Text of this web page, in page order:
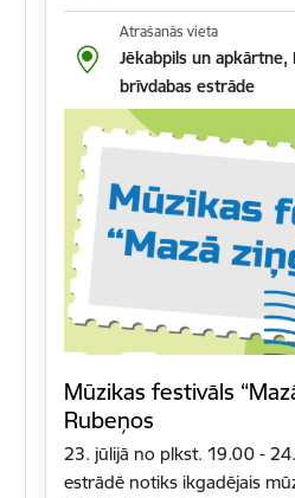
Atrašanās vieta
Jēkabpils un apkārtne,
brīvdabas estrāde
Mūzikas festivāls
Rubeņos
23. jūlijā no plkst. 19.00 -
estrādē notiks ikgadējais